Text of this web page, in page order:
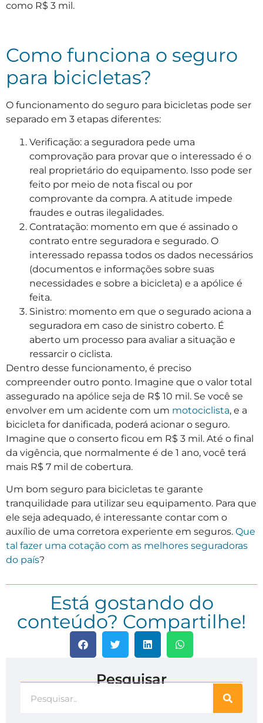
como R$ 3 mil.
Como funciona o seguro
para bicicletas?
O funcionamento do seguro para bicicletas pode ser
separado em 3 etapas diferentes:
Verificação: a seguradora pede uma
comprovação para provar que o interessado é o
real proprietário do equipamento. Isso pode ser
feito por meio de nota fiscal ou por
comprovante da compra. A atitude impede
fraudes e outras ilegalidades.
Contratação: momento em que é assinado o
contrato entre seguradora e segurado. O
interessado repassa todos os dados necessários
(documentos e informações sobre suas
necessidades e sobre a bicicleta) e a apólice é
feita.
Sinistro: momento em que o segurado aciona a
seguradora em caso de sinistro coberto. É
aberto um processo para avaliar a situação e
ressarcir o ciclista.
Dentro desse funcionamento, é preciso
compreender outro ponto. Imagine que o valor total
assegurado na apólice seja de R$ 10 mil. Se você se
envolver em um acidente com um motociclista, e a
bicicleta for danificada, poderá acionar o seguro.
Imagine que o conserto ficou em R$ 3 mil. Até o final
da vigência, que normalmente é de 1 ano, você terá
mais R$ 7 mil de cobertura.
Um bom seguro para bicicletas te garante
tranquilidade para utilizar seu equipamento. Para que
ele seja adequado, é interessante contar com o
auxílio de uma corretora experiente em seguros. Que
tal fazer uma cotação com as melhores seguradoras
do país?
Está gostando do
conteúdo? Compartilhe!
Pesquisar